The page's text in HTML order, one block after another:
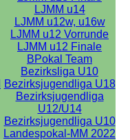
LJMM u14
LJMM u12w, u16w
LJMM u12 Vorrunde
LJMM u12 Finale
BPokal Team
Bezirksliga U10
Bezirksjugendliga U18
Bezirksjugendliga
U12/U14
Bezirksjugendliga U10
Landespokal-MM 2022